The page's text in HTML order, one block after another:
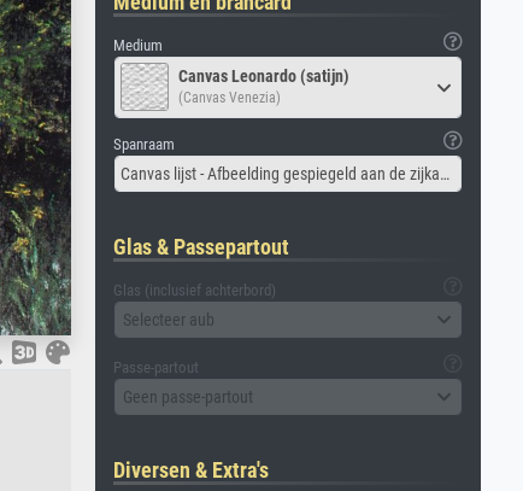
Medium
Canvas Leonardo (satijn)
(Canvas Venezia)
Spanraam
Canvas lijst - Afbeelding gespiegeld aan de zijkant
Glas & Passepartout
Glas (inclusief achterbord)
Selecteer aub
Passe-partout
Geen passe-partout
Diversen & Extra's